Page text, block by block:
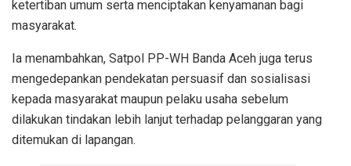
ketertiban umum serta menciptakan kenyamanan bagi
masyarakat.
Ia menambahkan, Satpol PP-WH Banda Aceh juga terus
mengedepankan pendekatan persuasif dan sosialisasi
kepada masyarakat maupun pelaku usaha sebelum
dilakukan tindakan lebih lanjut terhadap pelanggaran yang
ditemukan di lapangan.